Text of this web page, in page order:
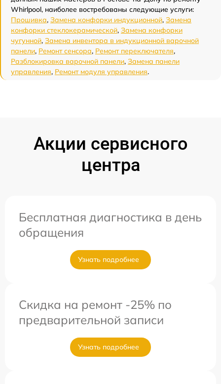
Whirlpool, наиболее востребованы следующие услуги:
Прошивка, Замена конфорки индукционной, Замена
конфорки стеклокерамической, Замена конфорки
чугунной, Замена инвентора в индукционной варочной
панели, Ремонт сенсора, Ремонт переключателя,
Разблокировка варочной панели, Замена панели
управления, Ремонт модуля управления.
Акции сервисного
центра
Бесплатная диагностика в день
обращения
Узнать подробнее
Скидка на ремонт -25% по
предварительной записи
Узнать подробнее